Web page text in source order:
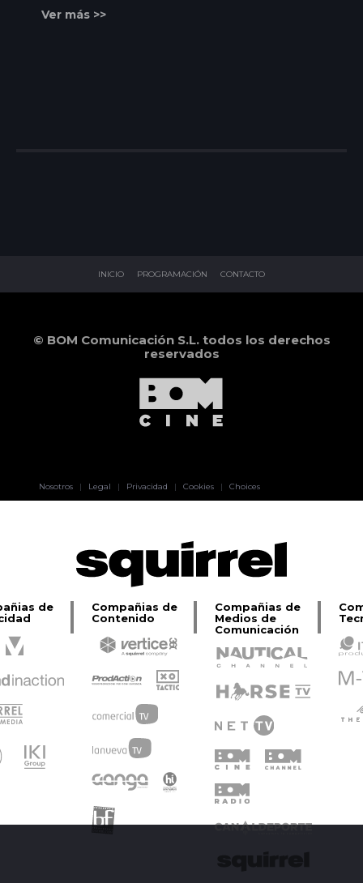
Ver más >>
INICIO PROGRAMACIÓN CONTACTO
© BOM Comunicación S.L. todos los derechos
reservados
Nosotros | Legal | Privacidad | Cookies | Choices
de
Compañias de
Contenido
Compañias de
Medios de
Comunicación